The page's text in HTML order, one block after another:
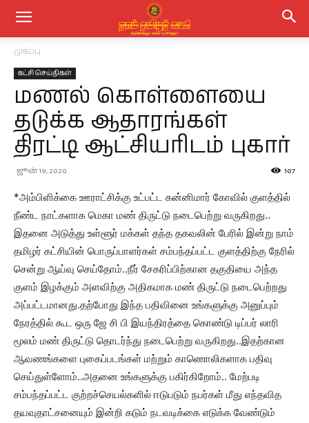
முகப்பு
கட்சி செய்திகள்
மணல் கொள்ளையை
தடுக்க ஆதாரங்கள்
திரட்டி ஆட்சியரிடம் புகார்
ஜூன் 19, 2020 107
*அம்பிளிக்கை ஊராட்சிக்கு உட்பட்ட கன்னிமார் கோவில் குளத்தில்
நீண்ட நாட்களாக மெகா மண் திருட்டு நடைபெற்று வருகிறது..
இதனை அடுத்து உள்ளூர் மக்கள் தந்த தகவலின் பேரில் இன்று நாம்
தமிழர் கட்சியின் பொருப்பாளர்கள் சம்பந்தப்பட்ட குளத்திற்கு நேரில்
சென்று ஆய்வு செய்தோம்..நீர் சேகரிப்பிற்கான தகுதியை அந்த
குளம் இழக்கும் அளவிற்கு அதிகமாக மண் திருட்டு நடைபெற்றது
அப்பட்டமானது.‌தற்போது இந்த பதிவினை உங்களுக்கு அனுப்பும்
நேரத்தில் கூட ஒரு ஜே சி பி இயந்திரத்தை கொண்டு டிப்பர் லாரி
மூலம் மண் திருட்டு தொடர்ந்து நடைபெற்று வருகிறது..இதற்கான
ஆவணங்களை புகைப்படங்கள் மற்றும் காணொலிகளாக பதிவு
செய்துள்ளோம்..அதனை உங்களுக்கு பகிர்கிறோம்.. மேற்படி
சம்பந்தப்பட்ட குற்றச்செயல்களில் ஈடுபடும் நபர்கள் மீது எந்தவித
தயவுதாட்சனையும் இன்றி கடும் நடவடிக்கை எடுக்க வேண்டும்